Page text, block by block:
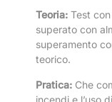
Teoria: Test
superato con
superamento
teorico.
Pratica: Che